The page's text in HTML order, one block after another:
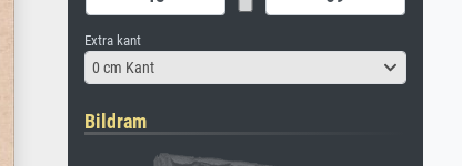
Extra kant
0 cm Kant
Bildram